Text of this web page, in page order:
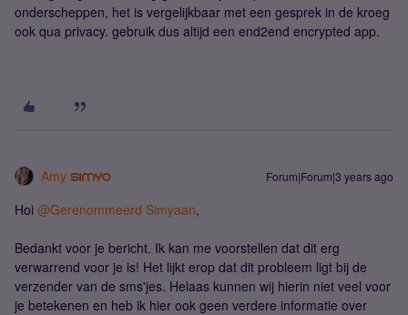
onderscheppen, het is vergelijkbaar met een gesprek in de kroeg
ook qua privacy. gebruik dus altijd een end2end encrypted app.
Amy Forum|Forum|3 years ago
Hoi @Gerenommeerd Simyaan,
Bedankt voor je bericht. Ik kan me voorstellen dat dit erg
verwarrend voor je is! Het lijkt erop dat dit probleem ligt bij de
verzender van de sms'jes. Helaas kunnen wij hierin niet veel voor
je betekenen en heb ik hier ook geen verdere informatie over